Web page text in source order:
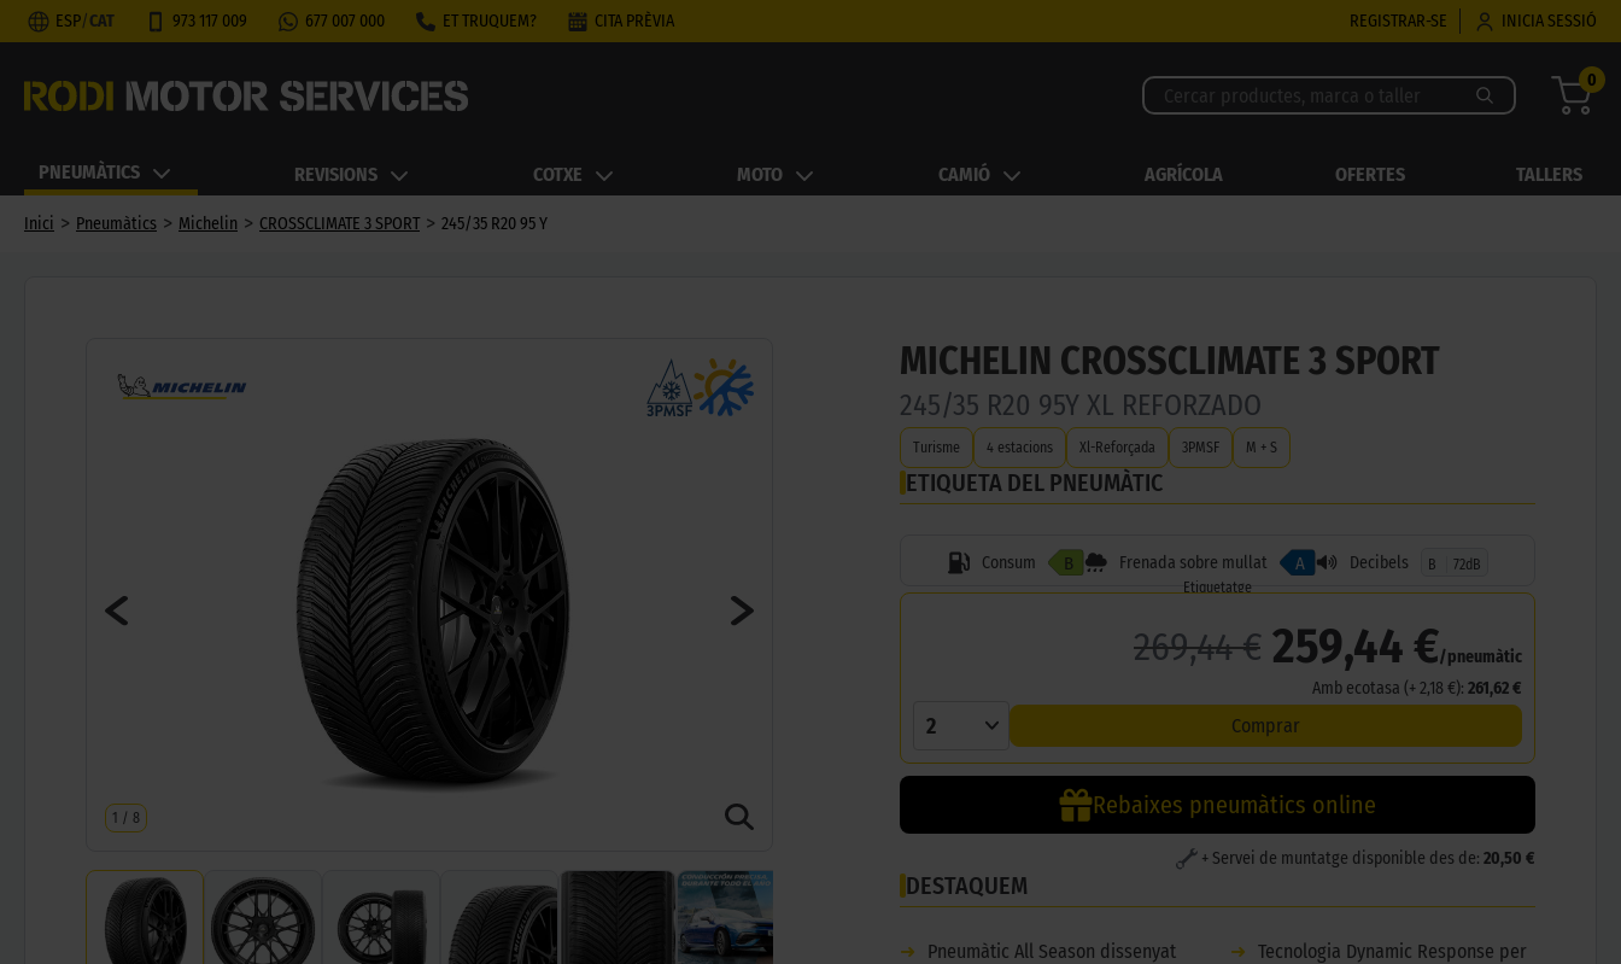
ESP/CAT 973 117 009 677 007 000 ET TRUQUEM? CITA PRÈVIA REGISTRAR-SE INICIA SESSIÓ
0
PNEUMÀTICS REVISIONS COTXE MOTO CAMIÓ AGRÍCOLA OFERTES TALLERS
Inici > Pneumàtics > Michelin > CROSSCLIMATE 3 SPORT > 245/35 R20 95 Y
1 / 8
MICHELIN CROSSCLIMATE 3 SPORT
245/35 R20 95Y XL REFORZADO
Turisme 4 estacions Xl-Reforçada 3PMSF M + S
ETIQUETA DEL PNEUMÀTIC
Consum B Frenada sobre mullat A Decibels B
72dB
Etiquetatge
269,44 € 259,44 €/pneumàtic
Amb ecotasa (+ 2,18 €): 261,62 €
2 Comprar
Rebaixes pneumàtics online
+ Servei de muntatge disponible des de: 20,50 €
DESTAQUEM
➜
Pneumàtic All Season dissenyat
➜ Tecnologia Dynamic Response per